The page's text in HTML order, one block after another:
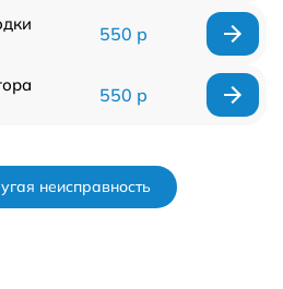
550 р
550 р
неисправность